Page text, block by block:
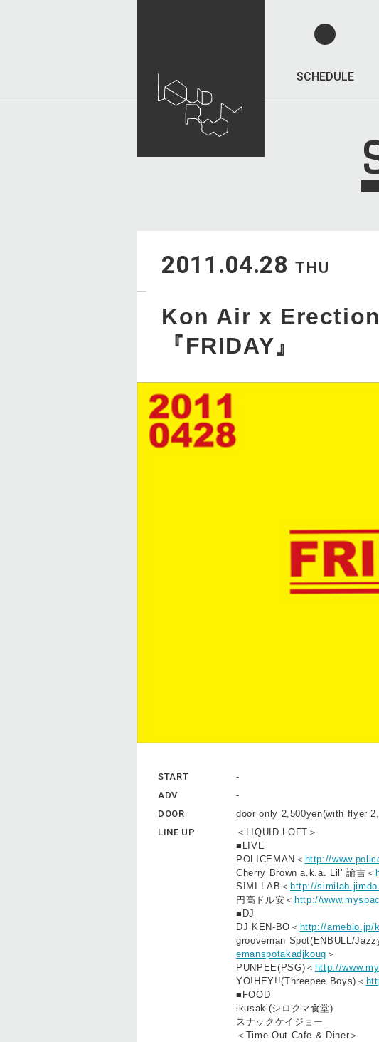
SCHEDULE
2011.04.28 THU
Kon Air x
『FRIDAY』
START
-
ADV
-
DOOR
door only 2,500yen(with flyer
LINE UP
＜LIQUID LOFT＞
■LIVE
POLICEMAN＜ http://
Cherry Brown a.k.a. Lil’ 諭吉＜
SIMI LAB＜ http://
円高ドル安＜ http://
■DJ
DJ KEN-BO＜ http://ameblo.jp/
grooveman Spot(ENBULL/
emanspotakadjkoug ＞
PUNPEE(PSG)＜ http://
YO!HEY!!(Threepee Boys)＜
■FOOD
ikusaki(シロクマ食堂)
スナックケイジョー
＜Time Out Cafe & Diner＞